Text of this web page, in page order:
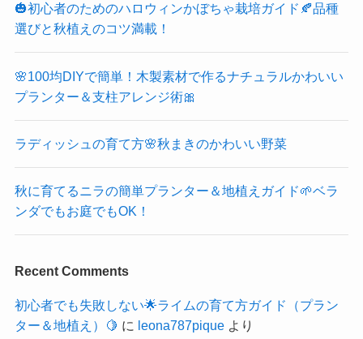
🎃初心者のためのハロウィンかぼちゃ栽培ガイド🍂品種
選びと秋植えのコツ満載！
🌸100均DIYで簡単！木製素材で作るナチュラルかわいい
プランター＆支柱アレンジ術🎀
ラディッシュの育て方🌸秋まきのかわいい野菜
秋に育てるニラの簡単プランター＆地植えガイド🌱ベラ
ンダでもお庭でもOK！
Recent Comments
初心者でも失敗しない🌟ライムの育て方ガイド（プラン
ター＆地植え）🍋 に leona787piqueより